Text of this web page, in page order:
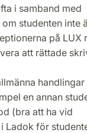
i samband med
studenten inte
på LUX
att rättade
handlingar
en annan
(bra att ha vid
Ladok för